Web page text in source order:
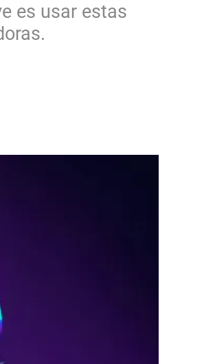
es usar estas